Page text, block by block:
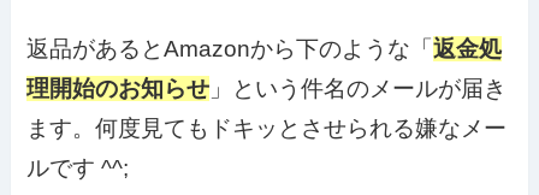
返品があるとAmazonから下のような「返金処
理開始のお知らせ 」という件名のメールが届き
ます。何度見てもドキッとさせられる嫌なメー
ルです ^^;